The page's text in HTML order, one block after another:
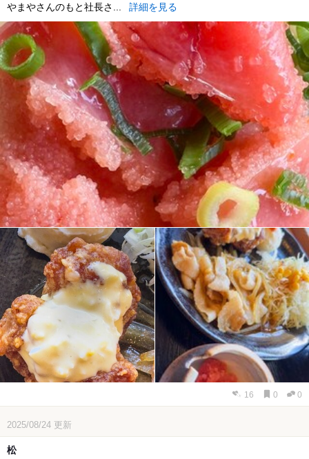
やまやさんのもと社長さ...
詳細を見る
16 0 0
2025/08/24 更新
松